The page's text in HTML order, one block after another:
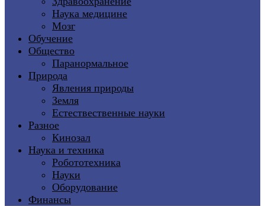
Наука медицине
Мозг
Обучение
Общество
Паранормальное
Природа
Явления природы
Земля
Естествественные науки
Разное
Кинозал
Наука и техника
Робототехника
Науки
Оборудование
Финансы